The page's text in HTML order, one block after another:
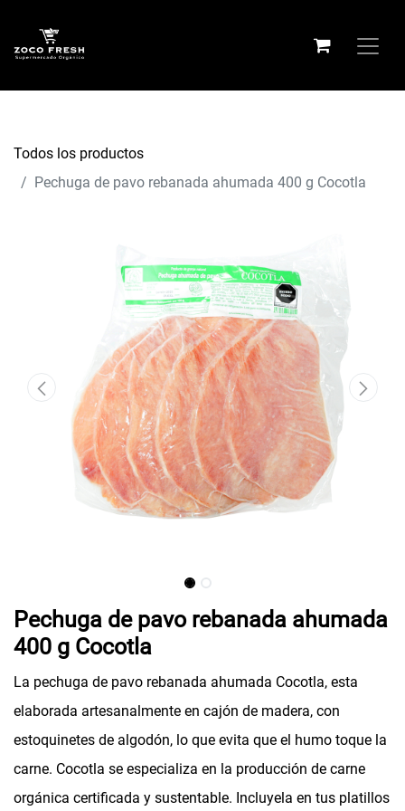
Todos los productos
Pechuga de pavo rebanada ahumada 400 g Cocotla
Pechuga de pavo rebanada ahumada
400 g Cocotla
La pechuga de pavo rebanada ahumada Cocotla, esta
elaborada artesanalmente en cajón de madera, con
estoquinetes de algodón, lo que evita que el humo toque la
carne. Cocotla se especializa en la producción de carne
orgánica certificada y sustentable. Incluyela en tus platillos